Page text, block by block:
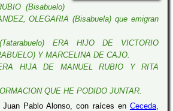
(Bisabuelo)
OLEGARIA (Bisabuela) que emigran
ERA HIJO DE VICTORIO
Y MARCELINA DE CAJO.
HIJA DE MANUEL RUBIO Y RITA
QUE HE PODIDO JUNTAR.
Juan Pablo Alonso, con raíces enCeceda,